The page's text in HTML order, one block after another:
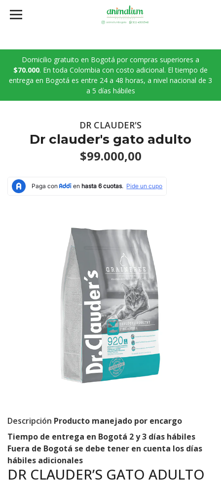
Domicilio gratuito en Bogotá por compras superiores a
$70.000. En toda Colombia con costo adicional. El tiempo de
entrega en Bogotá es entre 24 a 48 horas, a nivel nacional de 3
a 5 días hábiles
DR CLAUDER'S
Dr clauder's gato adulto
$99.000,00
Descripción Producto manejado por encargo
Tiempo de entrega en Bogotá 2 y 3 días hábiles
Fuera de Bogotá se debe tener en cuenta los días
hábiles adicionales
DR CLAUDER’S GATO ADULTO